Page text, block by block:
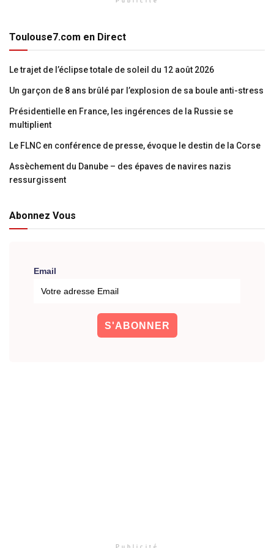
Toulouse7.com en Direct
Le trajet de l’éclipse totale de soleil du 12 août 2026
Un garçon de 8 ans brûlé par l’explosion de sa boule anti-stress
Présidentielle en France, les ingérences de la Russie se
multiplient
Le FLNC en conférence de presse, évoque le destin de la Corse
Assèchement du Danube – des épaves de navires nazis
ressurgissent
Abonnez Vous
Email